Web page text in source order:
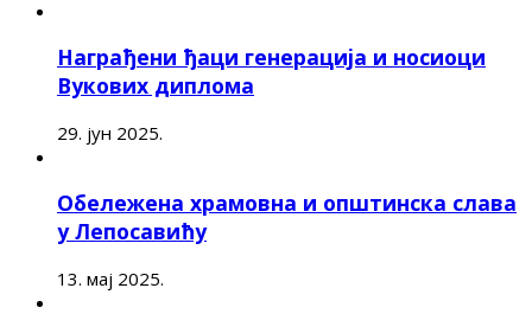
Награђени ђаци генерација и носиоци
Вукових диплома
29. јун 2025.
Обележена храмовна и општинска слава
у Лепосавићу
13. мај 2025.